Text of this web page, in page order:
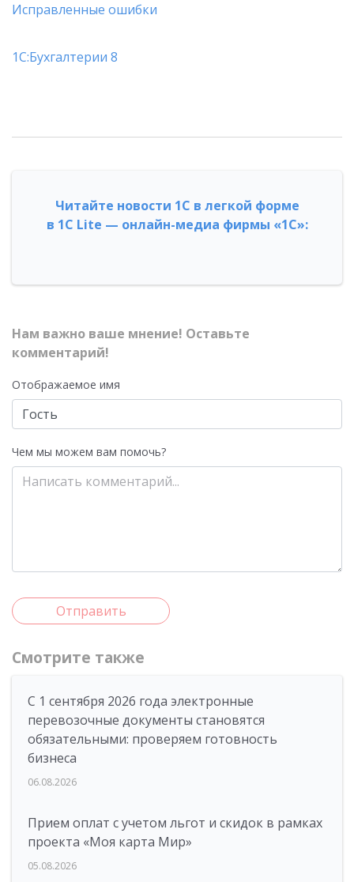
Исправленные ошибки
1С:Бухгалтерии 8
Читайте новости 1С в легкой форме
в 1С Lite — онлайн-медиа фирмы «1С»:
Нам важно ваше мнение! Оставьте
комментарий!
Отображаемое имя
Чем мы можем вам помочь?
Отправить
Смотрите также
С 1 сентября 2026 года электронные
перевозочные документы становятся
обязательными: проверяем готовность
бизнеса
06.08.2026
Прием оплат с учетом льгот и скидок в рамках
проекта «Моя карта Мир»
05.08.2026